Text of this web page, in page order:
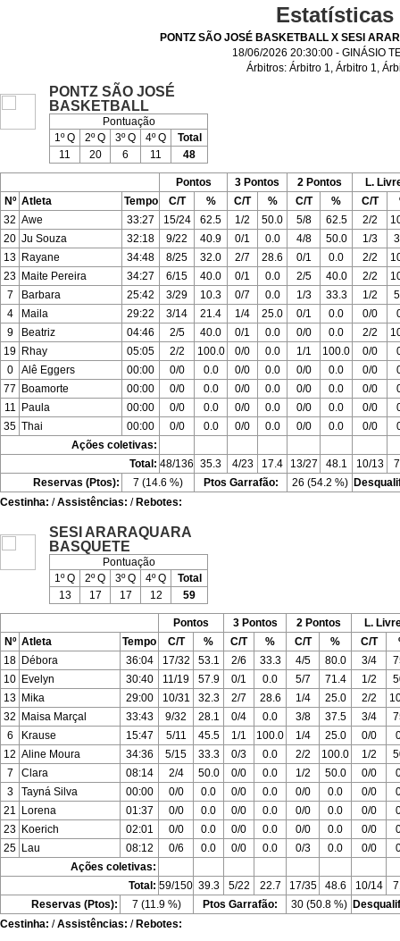
Estatísticas
PONTZ SÃO JOSÉ BASKETBALL X SESI
18/06/2026 20:30:00 - GINÁSIO
Árbitros: Árbitro 1, Árbitro 1,
PONTZ SÃO JOSÉ
BASKETBALL
Pontuação
1º Q
2º Q 3º Q 4º Q
Total
11
20 6 11 48
Pontos 3 Pontos 2 Pontos
L.
Nº Atleta Tempo C/T % C/T % C/T % C/T
32 Awe 33:27 15/24 62.5 1/2 50.0 5/8 62.5 2/2
20 Ju Souza 32:18 9/22 40.9 0/1 0.0 4/8 50.0 1/3
13 Rayane 34:48 8/25 32.0 2/7 28.6 0/1 0.0 2/2
23 Maite Pereira 34:27 6/15 40.0 0/1 0.0 2/5 40.0 2/2
7
Barbara 25:42 3/29 10.3 0/7 0.0 1/3 33.3 1/2
4
Maila 29:22 3/14 21.4 1/4 25.0 0/1 0.0 0/0
9
Beatriz 04:46 2/5 40.0 0/1 0.0 0/0 0.0 2/2
19 Rhay 05:05 2/2 100.0 0/0 0.0 1/1 100.0 0/0
0
Alê Eggers 00:00 0/0 0.0 0/0 0.0 0/0 0.0 0/0
77
Boamorte 00:00 0/0 0.0 0/0 0.0 0/0 0.0 0/0
11
Paula 00:00 0/0 0.0 0/0 0.0 0/0 0.0 0/0
35 Thai 00:00 0/0 0.0 0/0 0.0 0/0 0.0 0/0
Ações coletivas:
Total: 48/136 35.3 4/23 17.4 13/27 48.1 10/13
Reservas (Ptos):
7 (14.6 %) Ptos Garrafão: 26 (54.2 %)
Cestinha: /Assistências: / Rebotes:
SESI ARARAQUARA
BASQUETE
Pontuação
1º Q
2º Q 3º Q 4º Q
Total
13
17 17 12 59
Pontos 3 Pontos 2 Pontos
L.
Nº Atleta Tempo C/T % C/T % C/T % C/T
18 Débora 36:04 17/32 53.1 2/6 33.3 4/5 80.0 3/4
10 Evelyn 30:40 11/19 57.9 0/1 0.0 5/7 71.4 1/2
13 Mika 29:00 10/31 32.3 2/7 28.6 1/4 25.0 2/2
32
Maisa Marçal 33:43 9/32 28.1 0/4 0.0 3/8 37.5 3/4
6
Krause 15:47 5/11 45.5 1/1 100.0 1/4 25.0 0/0
12 Aline Moura 34:36 5/15 33.3 0/3 0.0 2/2 100.0 1/2
7
Clara 08:14 2/4 50.0 0/0 0.0 1/2 50.0 0/0
3
Tayná Silva 00:00 0/0 0.0 0/0 0.0 0/0 0.0 0/0
21
Lorena 01:37 0/0 0.0 0/0 0.0 0/0 0.0 0/0
23 Koerich 02:01 0/0 0.0 0/0 0.0 0/0 0.0 0/0
25 Lau 08:12 0/6 0.0 0/0 0.0 0/3 0.0 0/0
Ações coletivas:
Total: 59/150 39.3 5/22 22.7 17/35 48.6 10/14
Reservas (Ptos):
7 (11.9 %) Ptos Garrafão: 30 (50.8 %)
Cestinha: /Assistências: / Rebotes: